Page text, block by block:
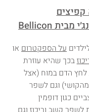
קפיצים
מביתBellicon
על הספקטרום או
בכך שהיא עוזרת
לחץ הדם במוח (אצל
וגם לשפר
כגון דופמין